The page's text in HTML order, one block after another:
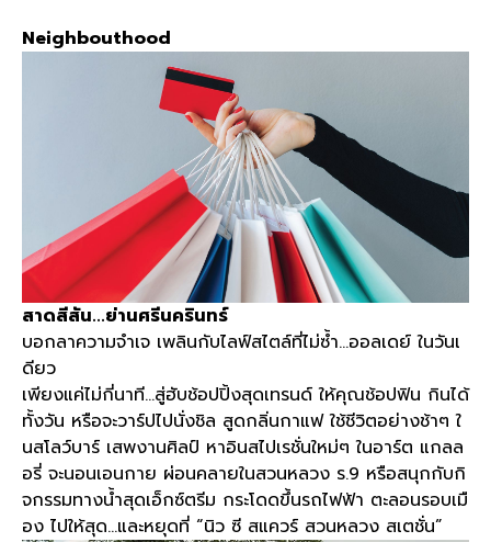
Neighbouthood
สาดสีสัน...ย่านศรีนครินทร์
บอกลาความจำเจ เพลินกับไลฟ์สไตล์ที่ไม่ซ้ำ…ออลเดย์ ในวันเ
ดียว
เพียงแค่ไม่กี่นาที…สู่ฮับช้อปปิ้งสุดเทรนด์ ให้คุณช้อปฟิน กินได้
ทั้งวัน หรือจะวาร์ปไปนั่งชิล สูดกลิ่นกาแฟ ใช้ชีวิตอย่างช้าๆ ใ
นสโลว์บาร์ เสพงานศิลป์ หาอินสไปเรชั่นใหม่ๆ ในอาร์ต แกลล
อรี่ จะนอนเอนกาย ผ่อนคลายในสวนหลวง ร.9 หรือสนุกกับกิ
จกรรมทางน้ำสุดเอ็กซ์ตรีม กระโดดขึ้นรถไฟฟ้า ตะลอนรอบเมื
อง ไปให้สุด…และหยุดที่ “นิว ซี สแควร์ สวนหลวง สเตชั่น”